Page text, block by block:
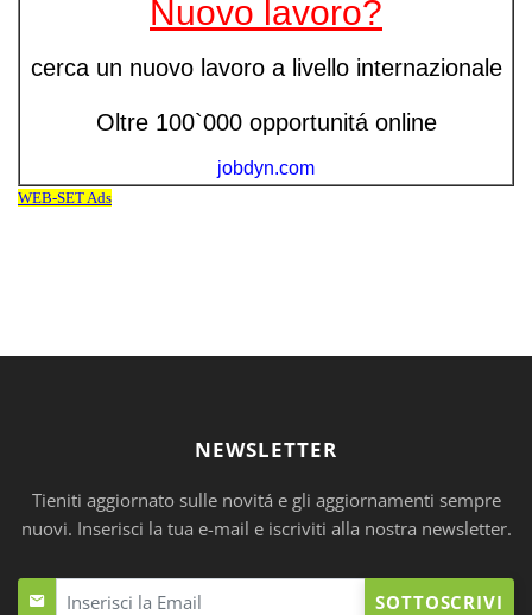
NEWSLETTER
Tieniti aggiornato sulle novitá e gli aggiornamenti sempre
nuovi. Inserisci la tua e-mail e iscriviti alla nostra newsletter.
SOTTOSCRIVI